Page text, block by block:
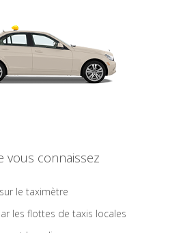
vous connaissez
le taximètre
les flottes de taxis locales